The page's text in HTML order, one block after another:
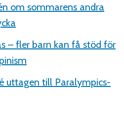
om sommarens andra
– fler barn kan få stöd för
uttagen till Paralympics-